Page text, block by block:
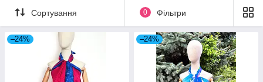
Сортування 0 Фільтри
–24% –24%